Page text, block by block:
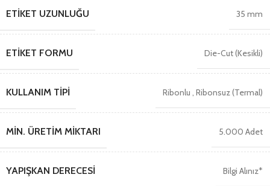
ETIKET UZUNLUĞU 35 mm
ETIKET FORMU Die-Cut (Kesikli)
KULLANIM TIPI Ribonlu , Ribonsuz (Termal)
MIN. ÜRETIM MIKTARI 5.000 Adet
YAPIŞKAN DERECESI Bilgi Alınız*